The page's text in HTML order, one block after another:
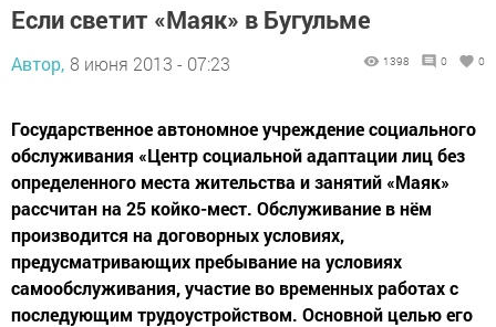
Если светит «Маяк» в Бугульме
Автор, 8 июня 2013 - 07:23 1398 0 0
Государственное автономное учреждение социального
обслуживания «Центр социальной адаптации лиц без
определенного места жительства и занятий «Маяк»
рассчитан на 25 койко-мест. Обслуживание в нём
производится на договорных условиях,
предусматривающих пребывание на условиях
самообслуживания, участие во временных работах с
последующим трудоустройством. Основной целью его